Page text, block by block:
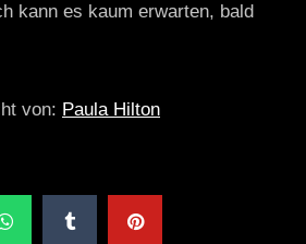
kann es kaum erwarten, bald
von: Paula Hilton